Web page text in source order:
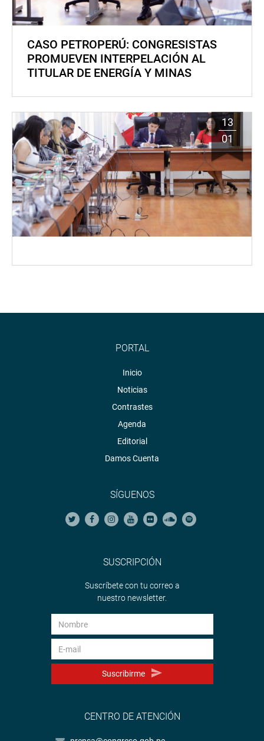
CASO PETROPERÚ: CONGRESISTAS
PROMUEVEN INTERPELACIÓN AL
TITULAR DE ENERGÍA Y MINAS
13
01
PORTAL
Inicio
Noticias
Contrastes
Agenda
Editorial
Damos Cuenta
SÍGUENOS
SUSCRIPCIÓN
Suscríbete con tu correo a
nuestro newsletter.
Suscribirme
CENTRO DE ATENCIÓN